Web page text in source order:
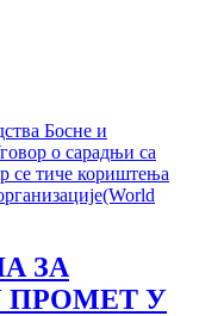
Босне и
о сарадњи са
се тиче кориштења
ЗА
ПРОМЕТ У